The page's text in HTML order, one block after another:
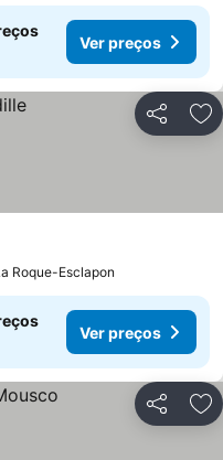
Ver preços
Partilhar
Roque-Esclapon
Ver preços
Partilhar